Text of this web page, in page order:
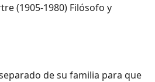
(1905-1980) Filósofo y
de su familia para que